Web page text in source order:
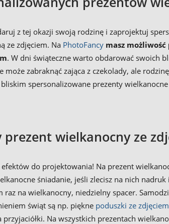
z tej okazji swoją rodzinę i zaprojektuj
ze zdjęciem. Na PhotoFancy masz
. W dni świąteczne warto obdarować swoich
zabraknąć zająca z czekolady, ale
spersonalizowane prezenty
wielkanocny ze
do projektowania! Na prezent
śniadanie, jeśli zlecisz na nich
raz na wielkanocny, niedzielny spacer.
świąt są np. piękne poduszki ze zdjęciem
Na wszystkich prezentach